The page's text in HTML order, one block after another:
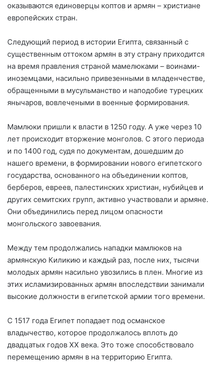
оказываются единоверцы коптов и армян – христиане
европейских стран.
Следующий период в истории Египта, связанный с
существенным оттоком армян в эту страну приходится
на время правления страной мамелюками – воинами-
иноземцами, насильно привезенными в младенчестве,
обращенными в мусульманство и наподобие турецких
янычаров, вовлечеными в военные формирования.
Мамлюки пришли к власти в 1250 году. А уже через 10
лет происходит вторжение монголов. С этого периода
и по 1400 год, судя по документам, дошедшим до
нашего времени, в формировании нового египетского
государства, основанного на объединении коптов,
берберов, евреев, палестинских христиан, нубийцев и
других семитских групп, активно участвовали и армяне.
Они объединились перед лицом опасности
монгольского завоевания.
Между тем продолжались нападки мамлюков на
армянскую Киликию и каждый раз, после них, тысячи
молодых армян насильно увозились в плен. Многие из
этих исламизированных армян впоследствии занимали
высокие должности в египетской армии того времени.
С 1517 года Египет попадает под османское
владычество, которое продолжалось вплоть до
двадцатых годов XX века. Это тоже способствовало
перемещению армян в на территорию Египта.